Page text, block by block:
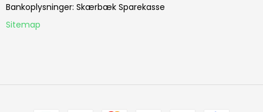
Bankoplysninger: Skærbæk Sparekasse
Sitemap